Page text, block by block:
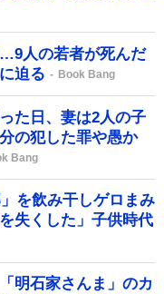
人の若者が死んだ
迫る
Book Bang
た日、妻は2人の子
の犯した罪や愚か
Bang
を飲み干しゲロまみ
失くした」子供時代
明石家さんま」のカ